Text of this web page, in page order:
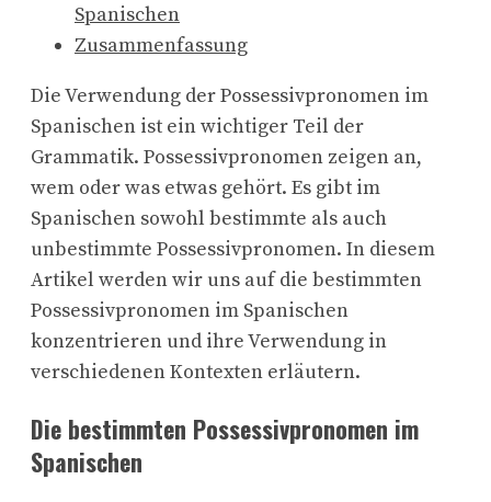
Spanischen
Zusammenfassung
Die Verwendung der Possessivpronomen im
Spanischen ist ein wichtiger Teil der
Grammatik. Possessivpronomen zeigen an,
wem oder was etwas gehört. Es gibt im
Spanischen sowohl bestimmte als auch
unbestimmte Possessivpronomen. In diesem
Artikel werden wir uns auf die bestimmten
Possessivpronomen im Spanischen
konzentrieren und ihre Verwendung in
verschiedenen Kontexten erläutern.
Die bestimmten Possessivpronomen im
Spanischen